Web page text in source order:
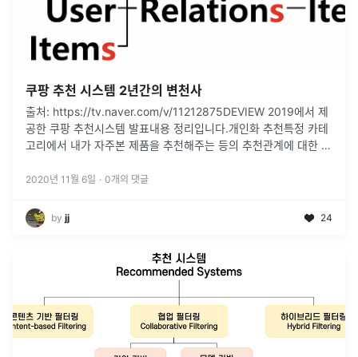
쿠팡 추천 시스템 2년간의 변천사
출처: https://tv.naver.com/v/11212875DEVIEW 2019에서 제
공한 쿠팡 추천시스템 발표내용 정리입니다.개인화 추천특정 카테
고리에서 내가 자주본 제품을 추천해주는 등의 추천관계에 대한 정
2020년 11월 6일 · 0개의 댓글
by jj 24